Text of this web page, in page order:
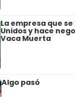
La empresa que
Unidos y hace
Vaca Muerta
Algo pasó